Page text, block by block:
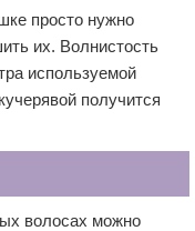
просто нужно
их. Волнистость
используемой
получится
волосах можно